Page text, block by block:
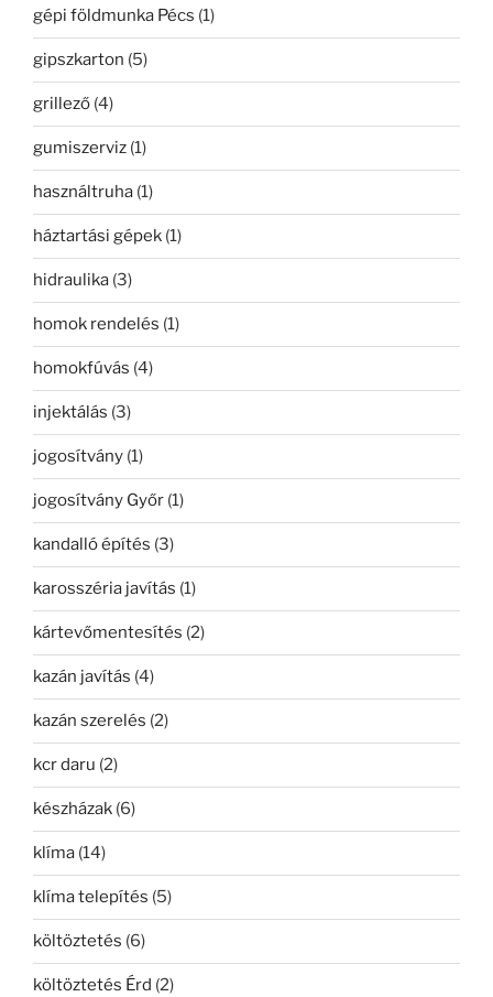
gépi földmunka Pécs (1)
gipszkarton (5)
grillező (4)
gumiszerviz (1)
használtruha (1)
háztartási gépek (1)
hidraulika (3)
homok rendelés (1)
homokfúvás (4)
injektálás (3)
jogosítvány (1)
jogosítvány Győr (1)
kandalló építés (3)
karosszéria javítás (1)
kártevőmentesítés (2)
kazán javítás (4)
kazán szerelés (2)
kcr daru (2)
készházak (6)
klíma (14)
klíma telepítés (5)
költöztetés (6)
költöztetés Érd (2)